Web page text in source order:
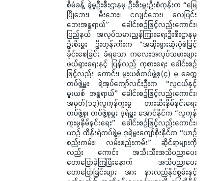
စီမံခန့် ခွဲမှုဦးစီးဌာနမှ ဦးစီးမှူးဦးစံကုန်းက “မြေ
ပြိုဘေး၊ မီးဘေး၊ ငလျင်ဘေး၊ လေပြင်း
ဘေးအန္တရာယ်” ခေါင်းစဉ်ဖြင့်လည်းကောင်း၊
ပြည်နယ် အလုပ်သမားညွှန်ကြားရေးဦးစီးဌာနမှ
ဦးစီးမှူး ဦးဟုန်းကီးက “အဆိုးရွားဆုံးပုံစံခြင့်
ခိုင်းစေခြင်း ခံရသော ကလေးအလုပ်သမားများ
ဖယ်ရှားရေးနှင့် ပြန်လည် ကုစားရေး ခေါင်းစဉ်
ဖြင့်လည်း ကောင်း၊ မူးယစ်တပ်ဖွဲ့စု(၄) မှ ခေတ္တ
တပ်ဖွဲ့မှူး ရဲအုပ်ကျော်လင်းဦးက “လူငယ်နှင့်
မူးယစ် အန္တရာယ်” ခေါင်းစဉ်ဖြင့်လည်းကောင်း၊
အမှတ်(၁၃)လူကုန်ကူးမှု တားဆီးနှိမ်နင်းရေး
တပ်ဖွဲ့စု၊ တပ်ဖွဲ့စုမှူး ဒုရဲမှူး အောင်နိုင်က “လူကုန်
ကူးမှုနှိမ်နင်းရေး” ခေါင်းစဉ်ဖြင့်လည်းကောင်း၊
ယာဉ် ထိန်းရဲတပ်ဖွဲ့မှ ဒုရဲမှူးကျော်စိုးနိုင်က “ယာဉ်
စည်းကမ်း၊ လမ်းစည်းကမ်း” ဆိုင်ရာများကို
လည်း ကောင်း အသီးသီးအသိပညာပေး
ဟောပြောခဲ့ကြပြီးနောက် အသိပညာပေး
ဟောပြောခြင်းများ အား နားလည်နိုင်စွမ်းနှင့်